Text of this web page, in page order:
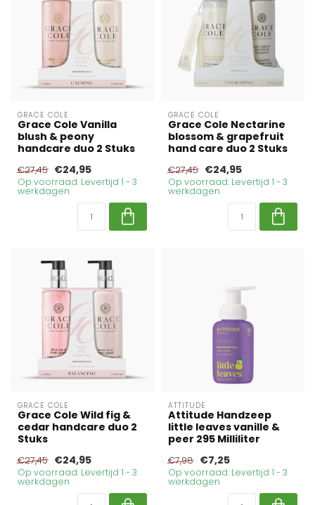
GRACE COLE
Grace Cole Vanilla
blush & peony
handcare duo 2 Stuks
€27,45 €24,95
Op voorraad. Levertijd 1 - 3
werkdagen
GRACE COLE
Grace Cole Nectarine
blossom & grapefruit
hand care duo 2 Stuks
€27,45 €24,95
Op voorraad. Levertijd 1 - 3
werkdagen
GRACE COLE
Grace Cole Wild fig &
cedar handcare duo 2
Stuks
€27,45 €24,95
Op voorraad. Levertijd 1 - 3
werkdagen
ATTITUDE
Attitude Handzeep
little leaves vanille &
peer 295 Milliliter
€7,98 €7,25
Op voorraad. Levertijd 1 - 3
werkdagen